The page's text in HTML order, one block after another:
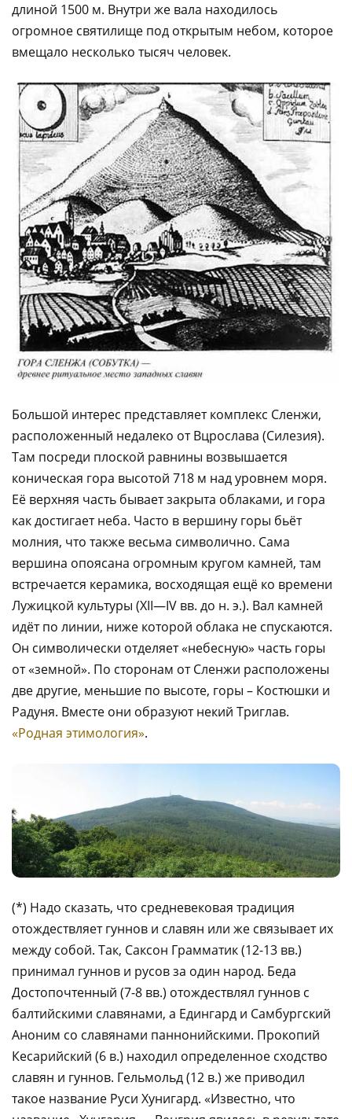
длиной 1500 м. Внутри же вала находилось
огромное святилище под открытым небом, которое
вмещало несколько тысяч человек.
Большой интерес представляет комплекс Сленжи,
расположенный недалеко от Вцрослава (Силезия).
Там посреди плоской равнины возвышается
коническая гора высотой 718 м над уровнем моря.
Её верхняя часть бывает закрыта облаками, и гора
как достигает неба. Часто в вершину горы бьёт
молния, что также весьма символично. Сама
вершина опоясана огромным кругом камней, там
встречается керамика, восходящая ещё ко времени
Лужицкой культуры (XII—IV вв. до н. э.). Вал камней
идёт по линии, ниже которой облака не спускаются.
Он символически отделяет «небесную» часть горы
от «земной». По сторонам от Сленжи расположены
две другие, меньшие по высоте, горы – Костюшки и
Радуня. Вместе они образуют некий Триглав.
«Родная этимология».
(*) Надо сказать, что средневековая традиция
отождествляет гуннов и славян или же связывает их
между собой. Так, Саксон Грамматик (12-13 вв.)
принимал гуннов и русов за один народ. Беда
Достопочтенный (7-8 вв.) отождествлял гуннов с
балтийскими славянами, а Едингард и Самбургский
Аноним со славянами паннонийскими. Прокопий
Кесарийский (6 в.) находил определенное сходство
славян и гуннов. Гельмольд (12 в.) же приводил
такое название Руси Хунигард. «Известно, что